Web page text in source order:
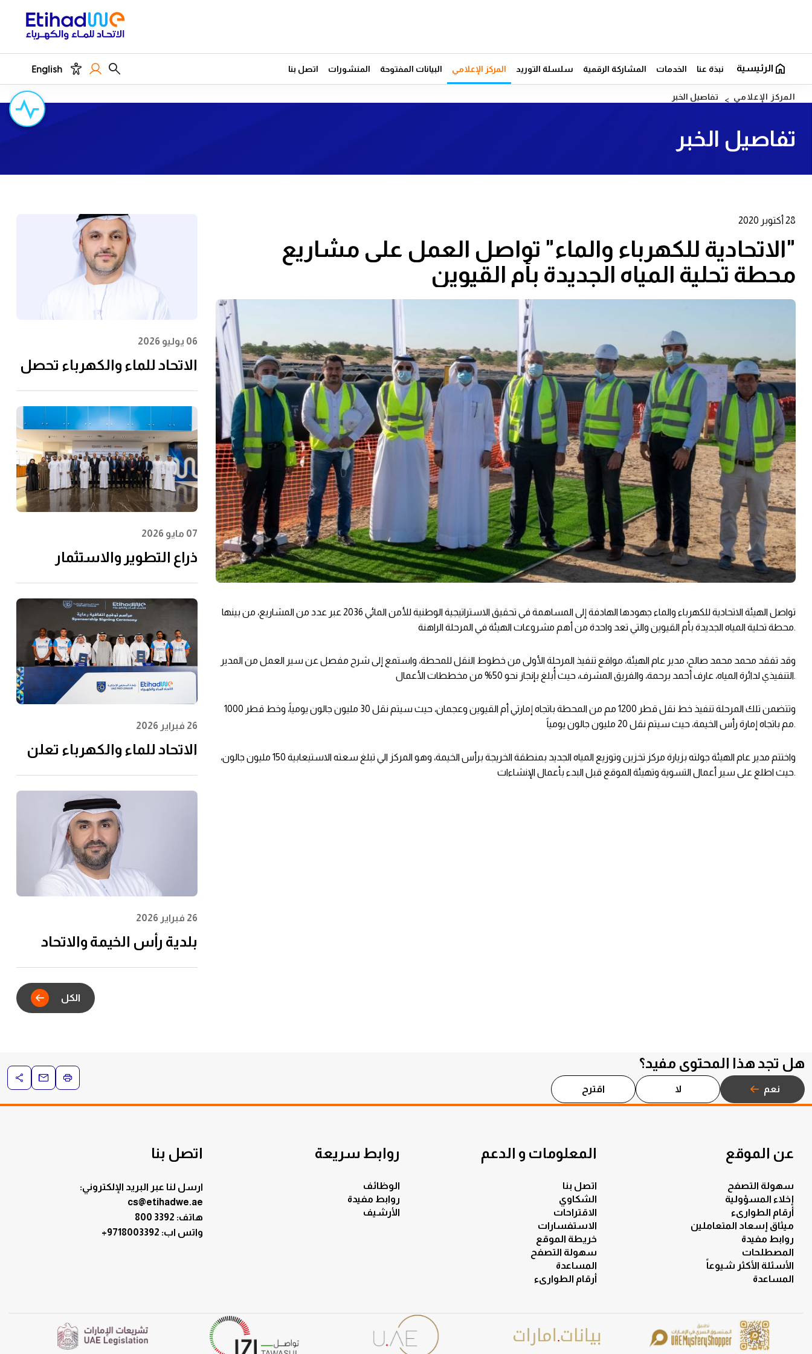
الرئيسية نبذة عنا الخدمات المشاركة الرقمية سلسلة التوريد المركز الإعلامي البيانات المفتوحة المنشورات اتصل بنا English
المركز الإعلامي تفاصيل الخبر
تفاصيل الخبر
28 أكتوبر 2020
"الاتحادية للكهرباء والماء" تواصل العمل على مشاريع
محطة تحلية المياه الجديدة بأم القيوين
تواصل الهيئة الاتحادية للكهرباء والماء جهودها الهادفة إلى المساهمة في تحقيق الاستراتيجية الوطنية للأمن المائي 2036 عبر عدد من المشاريع، من بينها
محطة تحلية المياه الجديدة بأم القيوين والتي تعد واحدة من أهم مشروعات الهيئة في المرحلة الراهنة.
وقد تفقد محمد محمد صالح، مدير عام الهيئة، مواقع تنفيذ المرحلة الأولى من خطوط النقل للمحطة، واستمع إلى شرح مفصل عن سير العمل من المدير
التنفيذي لدائرة المياه، عارف أحمد برحمة، والفريق المشرف، حيث أُبلغ بإنجاز نحو 50% من مخططات الأعمال.
وتتضمن تلك المرحلة تنفيذ خط نقل قطر 1200 مم من المحطة باتجاه إمارتي أم القيوين وعجمان، حيث سيتم نقل 30 مليون جالون يومياً، وخط قطر 1000
مم باتجاه إمارة رأس الخيمة، حيث سيتم نقل 20 مليون جالون يومياً.
واختتم مدير عام الهيئة جولته بزيارة مركز تخزين وتوزيع المياه الجديد بمنطقة الخريجة برأس الخيمة، وهو المركز الي تبلغ سعته الاستيعابية 150 مليون جالون،
حيث اطلع على سير أعمال التسوية وتهيئة الموقع قبل البدء بأعمال الإنشاءات.
06 يوليو 2026
الاتحاد للماء والكهرباء تحصل
55001:2024 في إدارة الأصول
07 مايو 2026
ذراع التطوير والاستثمار
والكهرباء" توقِّع اتفاقية مع
إن إم دي سي إنفرا ولانتانيا
لتنفيذ مشروع محطة الفجيرة
للتحلية سعة 60 مليون جالون
يوميًا
26 فبراير 2026
الاتحاد للماء والكهرباء تعلن
الإماراتية لتعزيز مشاركة
الشباب وتعظيم الأثر
26 فبراير 2026
بلدية رأس الخيمة والاتحاد
الشراكة الاستراتيجية للتكامل
الرقمي في خدمات عقود
الكل
هل تجد هذا المحتوى مفيد؟
نعم لا اقترح
عن الموقع
سهولة التصفح
إخلاء المسؤولية
أرقام الطوارىء
ميثاق إسعاد المتعاملين
روابط مفيدة
المصطلحات
الأسئلة الأكثر شيوعاً
المساعدة
المعلومات و الدعم
اتصل بنا
الشكاوي
الاقتراحات
الاستفسارات
خريطة الموقع
سهولة التصفح
المساعدة
أرقام الطوارىء
روابط سريعة
الوظائف
روابط مفيدة
الأرشيف
اتصل بنا
ارسل لنا عبر البريد الإلكتروني:
cs@etihadwe.ae
هاتف: 3392 800
+9718003392 :واتس اب